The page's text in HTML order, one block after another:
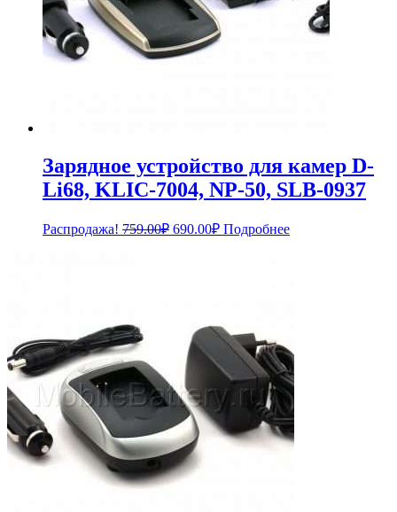
Зарядное устройство для камер D-
Li68, KLIC-7004, NP-50, SLB-0937
Распродажа! 759.00₽ Первоначальная
690.00₽Текущая
Подробнее